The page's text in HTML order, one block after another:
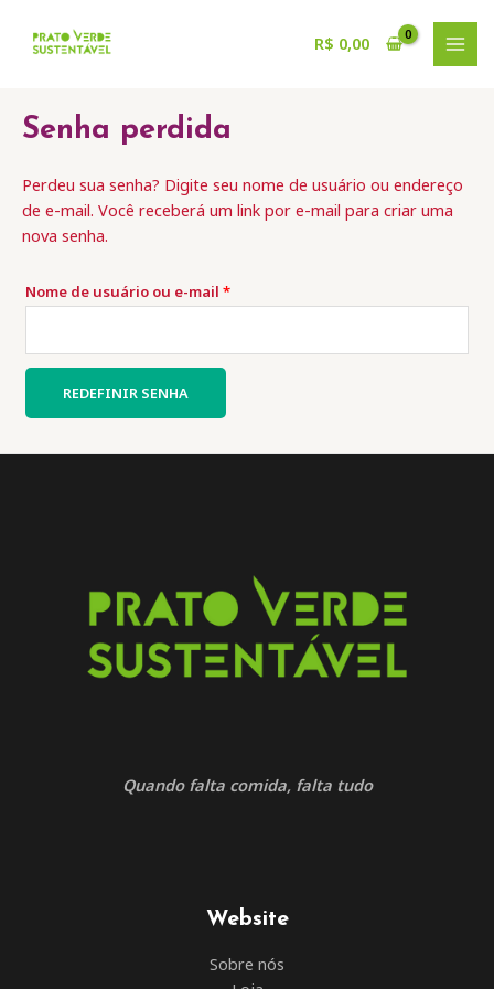
R$ 0,00
Senha perdida
Perdeu sua senha? Digite seu nome de usuário ou endereço
de e-mail. Você receberá um link por e-mail para criar uma
nova senha.
Nome de usuário ou e-mail *Obrigatório
REDEFINIR SENHA
Quando falta comida, falta tudo
Website
Sobre nós